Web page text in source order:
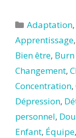
Catégories
Adaptation
Apprentissage,
Bien être,
Changement,
Concentration,
Dépression,
personnel,
Enfant, Équipe,